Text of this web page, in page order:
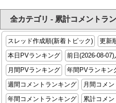
全カテゴリ - 累計コメントラ
スレッド作成順(新着トピック)
更新
本日PVランキング
前日(2026-08-07)
月間PVランキング
年間PVランキン
週間コメントランキング
月間コメ
年間コメントランキング
累計コメ